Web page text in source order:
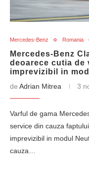
Mercedes-Benz Romania
Mercedes-Benz
deoarece cutia de
imprevizibil in
de Adrian Mitrea 3
Varful de gama
service din cauza
imprevizibil in modul
cauza…